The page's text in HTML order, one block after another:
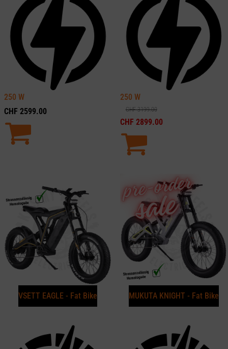
250 W
CHF 2599.00
250 W
CHF3199.00
CHF 2899.00
VSETT EAGLE - Fat Bike MUKUTA KNIGHT - Fat Bike